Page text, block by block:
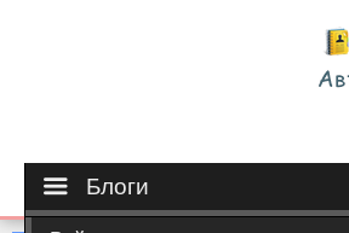
Блоги